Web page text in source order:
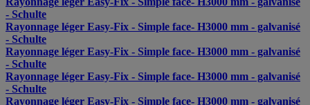
- Schulte
Rayonnage léger Easy-Fix - Simple face- H3000 mm - galvanisé
- Schulte
Rayonnage léger Easy-Fix - Simple face- H3000 mm - galvanisé
- Schulte
Rayonnage léger Easy-Fix - Simple face- H3000 mm - galvanisé
- Schulte
Rayonnage léger Easy-Fix - Simple face- H3000 mm - galvanisé